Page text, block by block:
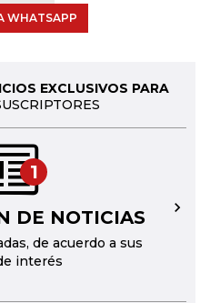
WHATSAPP
EXCLUSIVOS PARA
1
DE NOTICIAS
de acuerdo a sus
interés
→